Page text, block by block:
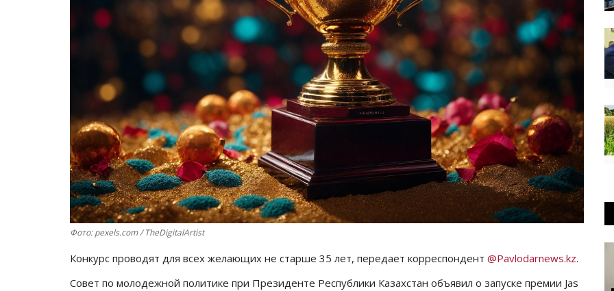
Фото: pexels.com / TheDigitalArtist
Конкурс проводят для всех желающих не старше 35 лет, передает корреспондент @Pavlodarnews.kz.
Совет по молодежной политике при Президенте Республики Казахстан объявил о запуске премии Jas